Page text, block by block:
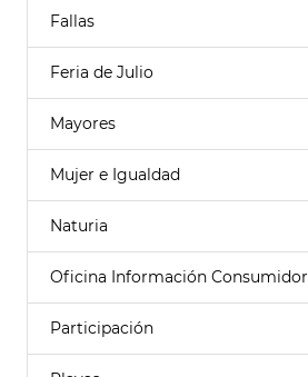
Fallas
Feria de Julio
Mayores
Mujer e Igualdad
Naturia
Oficina Información Consumidor
Participación